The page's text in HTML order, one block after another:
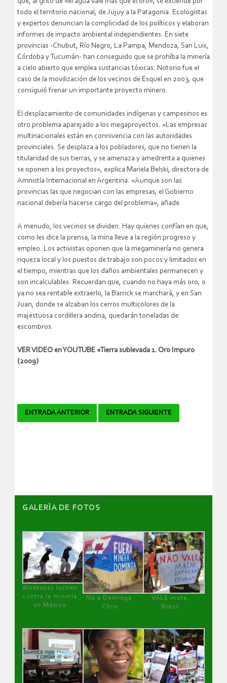
todo el territorio nacional, de Jujuy a la Patagonia. Ecologistas
y expertos denuncian la complicidad de los políticos y elaboran
informes de impacto ambiental independientes. En siete
provincias -Chubut, Río Negro, La Pampa, Mendoza, San Luis,
Córdoba y Tucumán- han conseguido que se prohíba la minería
a cielo abierto que emplea sustancias tóxicas. Notorio fue el
caso de la movilización de los vecinos de Esquel en 2003, que
consiguió frenar un importante proyecto minero.
El desplazamiento de comunidades indígenas y campesinos es
otro problema aparejado a los megaproyectos. «Las empresas
multinacionales están en connivencia con las autoridades
provinciales. Se desplaza a los pobladores, que no tienen la
titularidad de sus tierras, y se amenaza y amedrenta a quienes
se oponen a los proyectos», explica Mariela Belski, directora de
Amnistía Internacional en Argentina. «Aunque son las
provincias las que negocian con las empresas, el Gobierno
nacional debería hacerse cargo del problema», añade.
A menudo, los vecinos se dividen. Hay quienes confían en que,
como les dice la prensa, la mina lleve a la región progreso y
empleo. Los activistas oponen que la megaminería no genera
riqueza local y los puestos de trabajo son pocos y limitados en
el tiempo, mientras que los daños ambientales permanecen y
son incalculables. Recuerdan que, cuando no haya más oro, o
ya no sea rentable extraerlo, la Barrick se marchará, y en San
Juan, donde se alzaban los cerros multicolores de la
majestuosa cordillera andina, quedarán toneladas de
escombros.
VER VIDEO en YOUTUBE «Tierra sublevada 1. Oro Impuro
(2009)
Navegador
ENTRADA ANTERIOR ENTRADA SIGUIENTE
GALERÌA DE FOTOS
Wirakutas luchan
contra la minería
en México
No a Dominga,
Chile
VALE mata,
Brasil